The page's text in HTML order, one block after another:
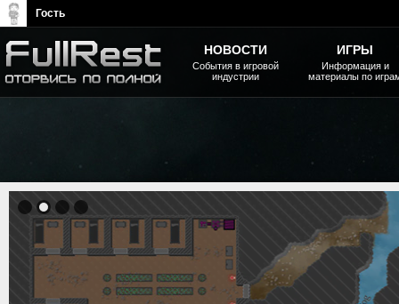
НОВОСТИ
События в игровой
индустрии
ИГРЫ
Информация и
материалы по
Гость